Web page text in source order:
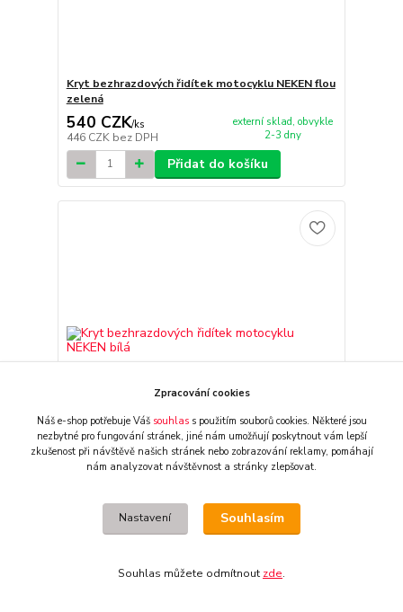
Kryt bezhrazdových řidítek motocyklu NEKEN flou
zelená
540 CZK/ks
446 CZK bez DPH
externí sklad, obvykle
2-3 dny
Přidat do košíku
540 CZK ks
bez DPH
externí sklad, obvykle
2-3 dny
Zpracování cookies
Náš e-shop potřebuje Váš souhlass použitím souborů cookies. Některé jsou
nezbytné pro fungování stránek, jiné nám umožňují poskytnout vám lepší
zkušenost při návštěvě našich stránek nebo zobrazování reklamy, pomáhají
nám analyzovat návštěvnost a stránky zlepšovat.
Nastavení Souhlasím
Souhlas můžete odmítnout zde.